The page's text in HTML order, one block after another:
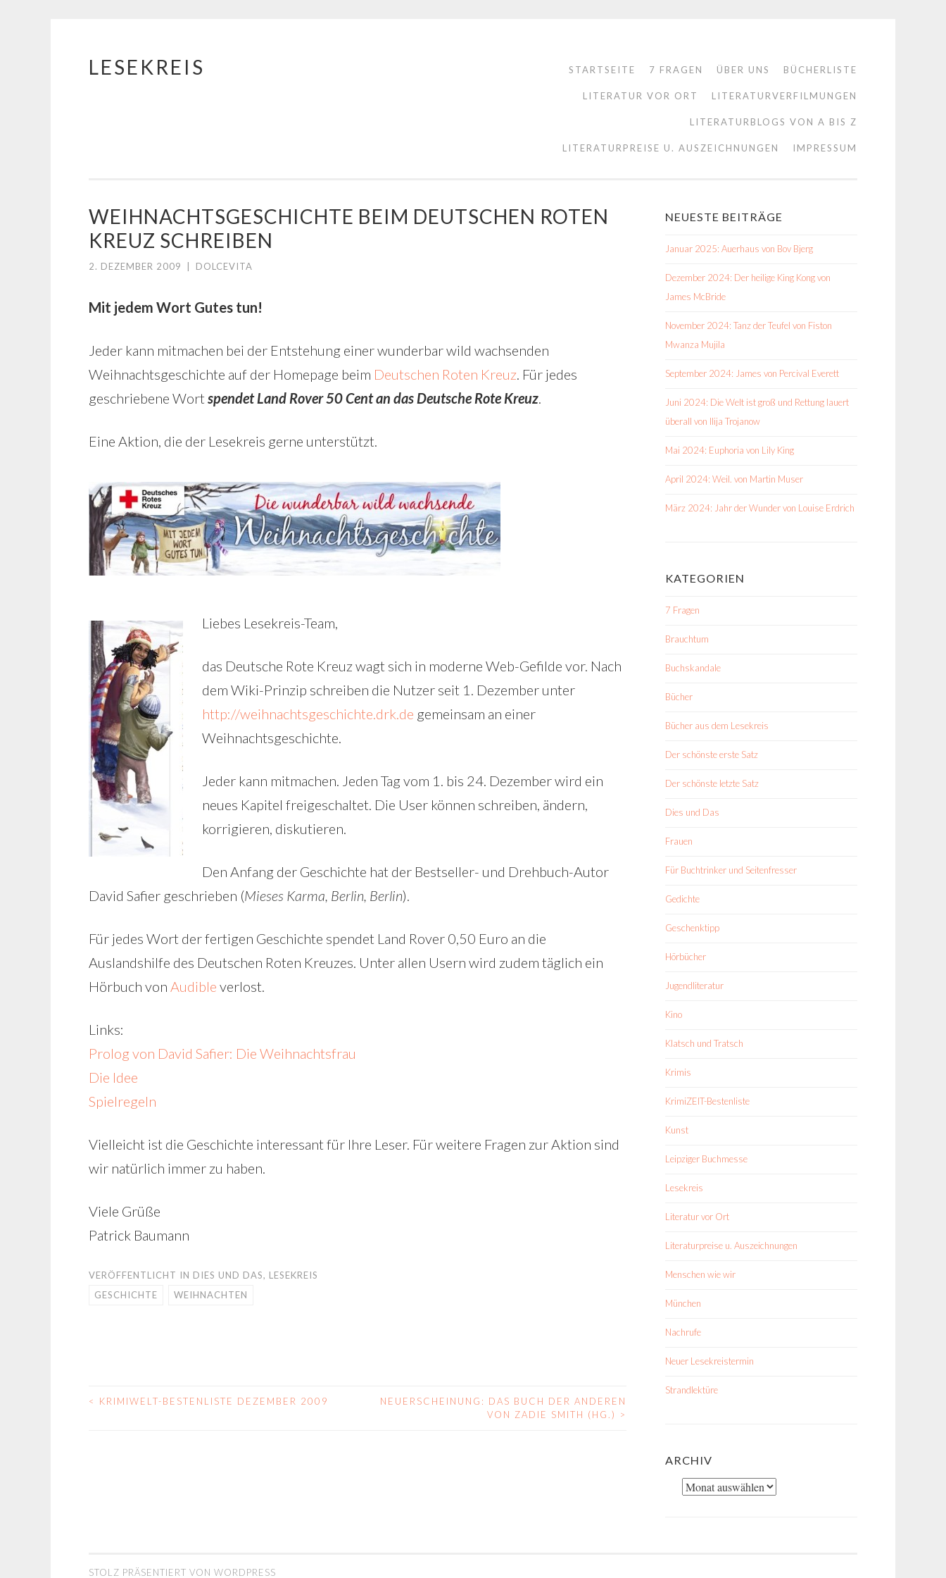
Springe
LESEKREIS STARTSEITE 7 FRAGEN ÜBER UNS BÜCHERLISTE
LITERATUR VOR ORT LITERATURVERFILMUNGEN
LITERATURBLOGS VON A BIS Z
LITERATURPREISE U. AUSZEICHNUNGEN IMPRESSUM
WEIHNACHTSGESCHICHTE BEIM DEUTSCHEN ROTEN
KREUZ SCHREIBEN
2. DEZEMBER 2009 DOLCEVITA
Mit jedem Wort Gutes tun!
Jeder kann mitmachen bei der Entstehung einer wunderbar wild wachsenden
Weihnachtsgeschichte auf der Homepage beim Deutschen Roten Kreuz. Für jedes
geschriebene Wort spendet Land Rover 50 Cent an das Deutsche Rote Kreuz.
Eine Aktion, die der Lesekreis gerne unterstützt.
Liebes Lesekreis-Team,
das Deutsche Rote Kreuz wagt sich in moderne Web-Gefilde vor. Nach
dem Wiki-Prinzip schreiben die Nutzer seit 1. Dezember unter
http://weihnachtsgeschichte.drk.de gemeinsam an einer
Weihnachtsgeschichte.
Jeder kann mitmachen. Jeden Tag vom 1. bis 24. Dezember wird ein
neues Kapitel freigeschaltet. Die User können schreiben, ändern,
korrigieren, diskutieren.
Den Anfang der Geschichte hat der Bestseller- und Drehbuch-Autor
David Safier geschrieben (Mieses Karma, Berlin, Berlin).
Für jedes Wort der fertigen Geschichte spendet Land Rover 0,50 Euro an die
Auslandshilfe des Deutschen Roten Kreuzes. Unter allen Usern wird zudem täglich ein
Hörbuch von Audible verlost.
Links:
Prolog von David Safier: Die Weihnachtsfrau
Die Idee
Spielregeln
Vielleicht ist die Geschichte interessant für Ihre Leser. Für weitere Fragen zur Aktion sind
wir natürlich immer zu haben.
Viele Grüße
Patrick Baumann
VERÖFFENTLICHT IN DIES UND DAS, LESEKREIS
GESCHICHTE
WEIHNACHTEN
BEITRAGS-
< KRIMIWELT-BESTENLISTE DEZEMBER 2009
NEUERSCHEINUNG: DAS BUCH DER ANDEREN
VON ZADIE SMITH (HG.) >
NEUESTE BEITRÄGE
Januar 2025: Auerhaus von Bov Bjerg
Dezember 2024: Der heilige King Kong von
James McBride
November 2024: Tanz der Teufel von Fiston
Mwanza Mujila
September 2024: James von Percival Everett
Juni 2024: Die Welt ist groß und Rettung lauert
überall von Ilija Trojanow
Mai 2024: Euphoria von Lily King
April 2024: Weil. von Martin Muser
März 2024: Jahr der Wunder von Louise Erdrich
KATEGORIEN
7 Fragen
Brauchtum
Buchskandale
Bücher
Bücher aus dem Lesekreis
Der schönste erste Satz
Der schönste letzte Satz
Dies und Das
Frauen
Für Buchtrinker und Seitenfresser
Gedichte
Geschenktipp
Hörbücher
Jugendliteratur
Kino
Klatsch und Tratsch
Krimis
KrimiZEIT-Bestenliste
Kunst
Leipziger Buchmesse
Lesekreis
Literatur vor Ort
Literaturpreise u. Auszeichnungen
Menschen wie wir
München
Nachrufe
Neuer Lesekreistermin
Strandlektüre
ARCHIV
Archiv
STOLZ PRÄSENTIERT VON WORDPRESS